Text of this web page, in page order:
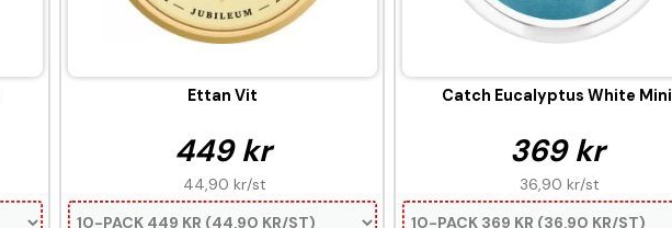
Ettan Vit
449 kr
44,90 kr/st
Catch Eucalyptus White Mini
369 kr
36,90 kr/st